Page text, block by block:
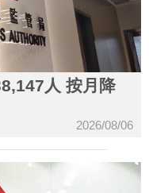
人 按月降
2026/08/06